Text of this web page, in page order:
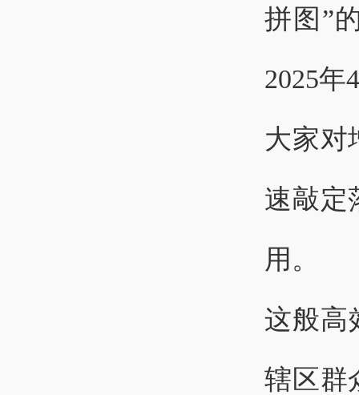
拼图”
2025
大家对
速敲定
用。
这般高
辖区群